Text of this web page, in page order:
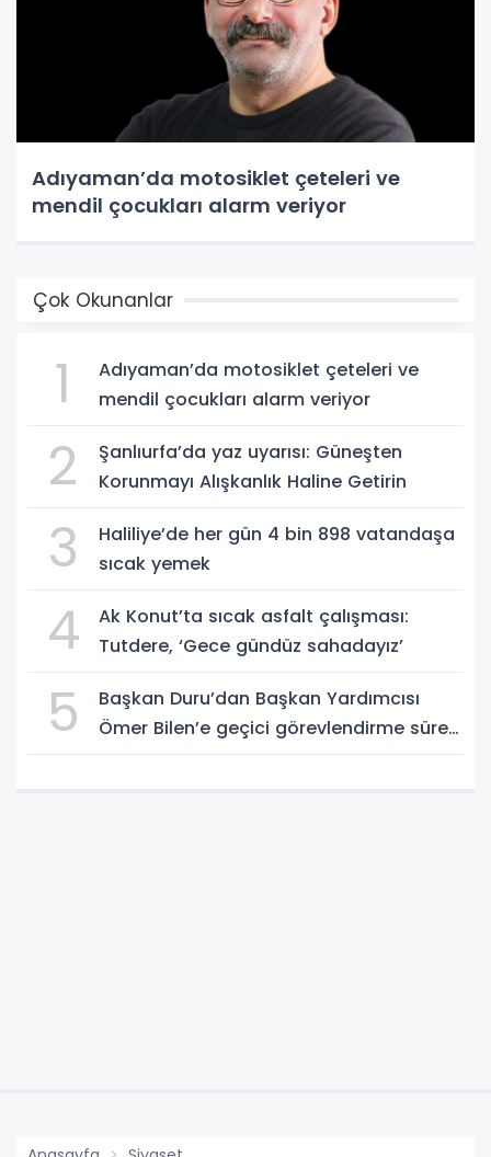
Adıyaman’da motosiklet çeteleri ve
mendil çocukları alarm veriyor
Çok Okunanlar
1
Adıyaman’da motosiklet çeteleri ve
mendil çocukları alarm veriyor
2
Şanlıurfa’da yaz uyarısı: Güneşten
Korunmayı Alışkanlık Haline Getirin
3
Haliliye’de her gün 4 bin 898 vatandaşa
sıcak yemek
4
Ak Konut’ta sıcak asfalt çalışması:
Tutdere, ‘Gece gündüz sahadayız’
5
Başkan Duru’dan Başkan Yardımcısı
Ömer Bilen’e geçici görevlendirme süreci